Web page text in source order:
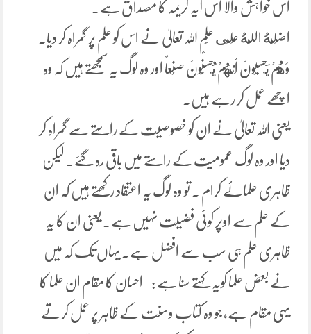
اس خواہش والا اس آیہ کریمہ کا مصداق ہے۔
اضَلَّهُ اللَّهُ عَلَى عِلْمٍ اللہ تعالیٰ نے اس کو علم پر گمراہ کر دیا۔
وَهُمْ يَحْسَبُونَ أَنَّهُمْ يُحْسِنُونَ صُنْعاً اور وہ لوگ یہ سمجھتے ہیں کہ وہ
اچھے عمل کر رہے ہیں۔
یعنی اللہ تعالیٰ نے ان کو خصوصیت کے راستے سے گمراہ کر
دیا اور وہ لوگ عمومیت کے راستے میں باقی رہ گئے۔ لیکن
ظاہری علمائے کرام ۔ تو وہ لوگ یہ اعتقاد رکھتے ہیں کہ ان
کے علم سے اوپر کوئی فضیلت نہیں ہے۔ یعنی ان کا یہ
ظاہری علم ہی سب سے افضل ہے۔ یہاں تک کہ میں
نے بعض علما کویہ کہتے سنا ہے :- احسان کا مقام ان علما کا
یہی مقام ہے، جو وہ کتاب وسنت کے ظاہر پر عمل کرتے